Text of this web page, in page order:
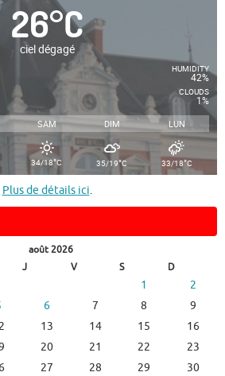
26°C
ciel dégagé
HUMIDITY
42%
CLOUDS
1%
SAM DIM LUN
34/18°C 35/19°C 33/18°C
Plus de détails ici.
août 2026
J V S D
1
2
6 7 8
9
13 14 15
16
20 21 22
23
27 28 29
30